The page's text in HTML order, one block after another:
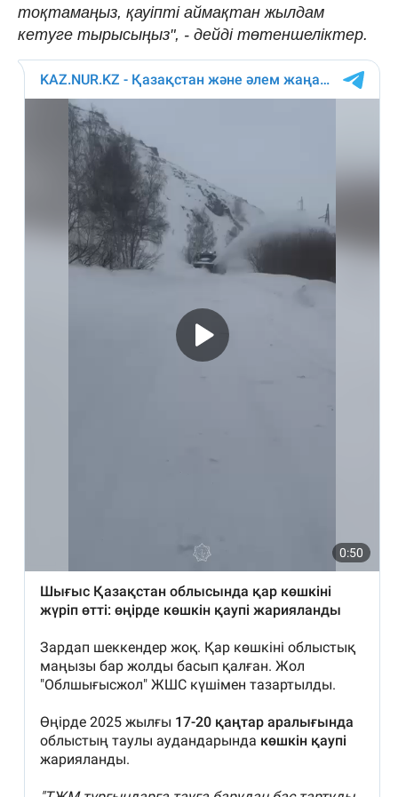
тоқтамаңыз, қауіпті аймақтан жылдам
кетуге тырысыңыз", - дейді төтеншеліктер.